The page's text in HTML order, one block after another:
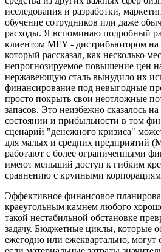
исследования и разработки,
обучение сотрудников или даже
расходы. Я вспоминаю подробный
клиентом MFY - дистрибьютором
который рассказал, как несколько
непрогнозируемое повышение цен
нержавеющую сталь вынудило их
финансирование под невыгодные
просто покрыть свои неотложные
запасов. Это неизбежно сказалось
состоянии и прибыльности в том
сценарий "денежного кризиса"
для малых и средних предприятий
работают с более ограниченными
имеют меньший доступ к гибким
сравнению с крупными
Эффективное финансовое
краеугольным камнем любого
такой нестабильной обстановке
задачу. Бюджетные циклы, которые
ежегодно или ежеквартально, могут